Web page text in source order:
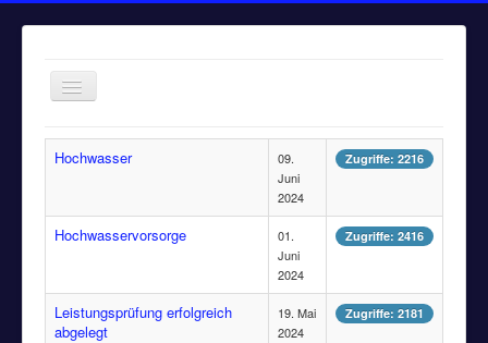
Navigation
an/aus
Home
Aktuelles
Fuhrpark
Bürgerinformationen
Hochwasser
09.
Juni
2024
Zugriffe: 2216
Hochwasservorsorge
01.
Juni
2024
Zugriffe: 2416
Leistungsprüfung erfolgreich
abgelegt
19. Mai
2024
Zugriffe: 2181